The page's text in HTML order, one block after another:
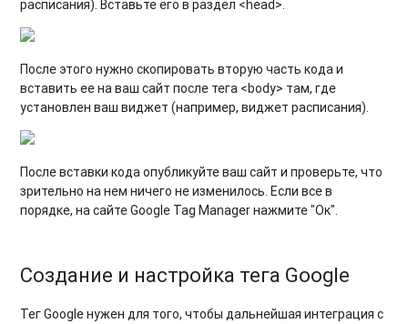
расписания). Вставьте его в раздел <head>.
После этого нужно скопировать вторую часть кода и
вставить ее на ваш сайт после тега <body> там, где
установлен ваш виджет (например, виджет расписания).
После вставки кода опубликуйте ваш сайт и проверьте, что
зрительно на нем ничего не изменилось. Если все в
порядке, на сайте Google Tag Manager нажмите "Ок".
Создание и настройка тега Google
Тег Google нужен для того, чтобы дальнейшая интеграция с